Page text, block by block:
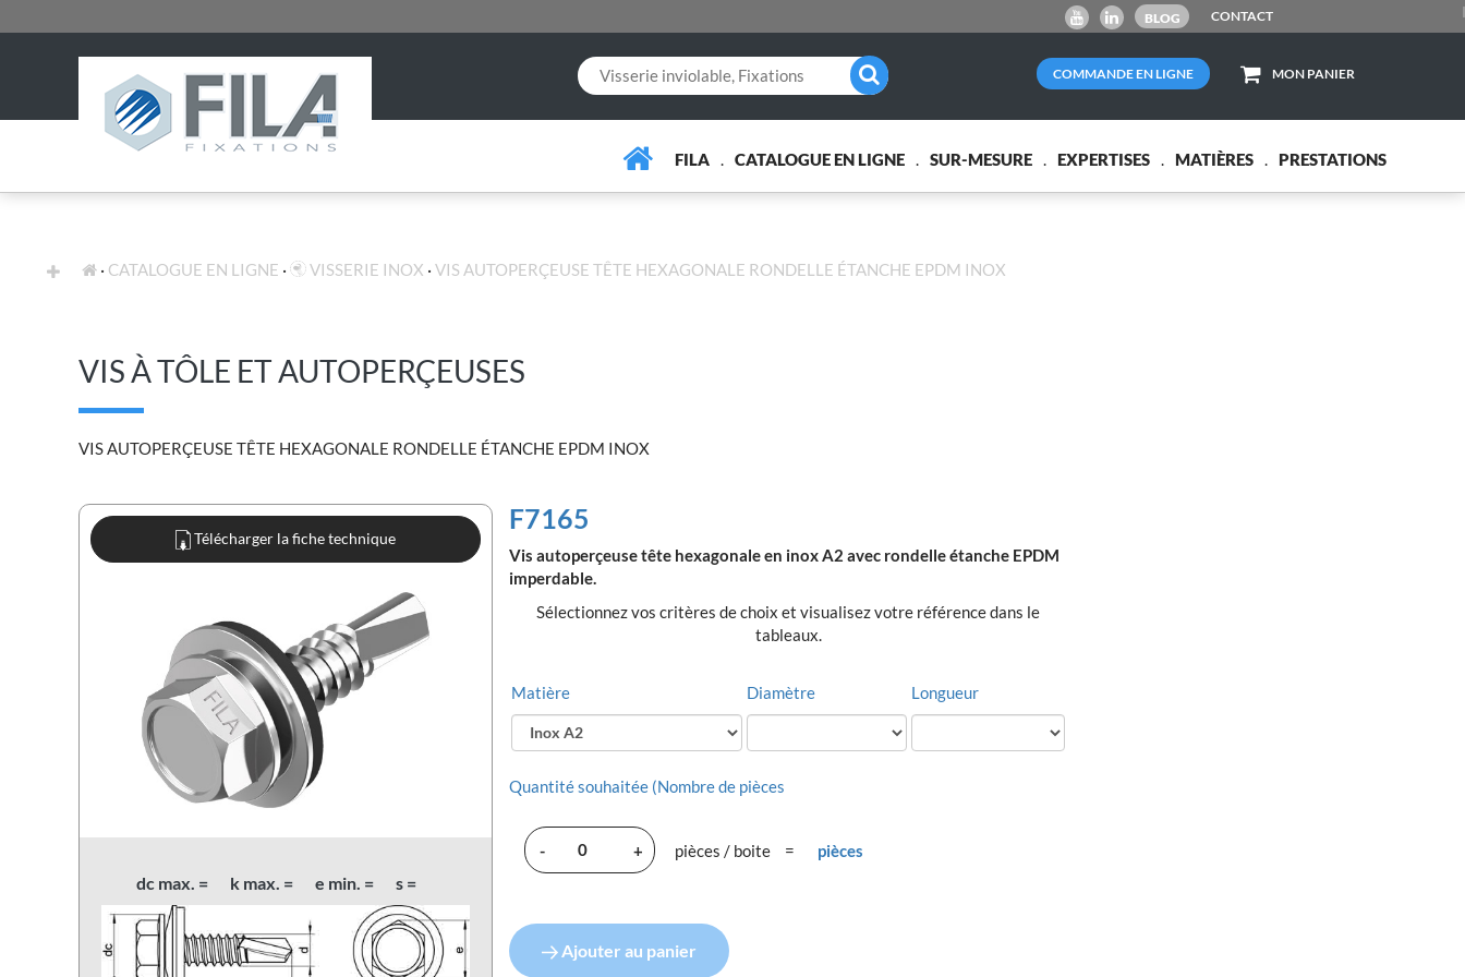
BLOG CONTACT
COMMANDE EN LIGNE MON PANIER
FILA CATALOGUE EN LIGNE SUR-MESURE EXPERTISES MATIÈRES PRESTATIONS
EXPERTISES
CATALOGUE EN LIGNE VISSERIE INOX VIS AUTOPERÇEUSE TÊTE HEXAGONALE RONDELLE ÉTANCHE EPDM INOX
VIS À TÔLE ET AUTOPERÇEUSES
VIS AUTOPERÇEUSE TÊTE HEXAGONALE RONDELLE ÉTANCHE EPDM INOX
Télécharger la fiche technique
dc max. = k max. = e min. = s =
F7165
Vis autoperçeuse tête hexagonale en inox A2 avec rondelle étanche EPDM
imperdable.
Sélectionnez vos critères de choix et visualisez votre référence dans le
tableaux.
Matière Diamètre Longueur
Quantité souhaitée (Nombre de pièces
- + pièces / boite = pièces
Ajouter au panier